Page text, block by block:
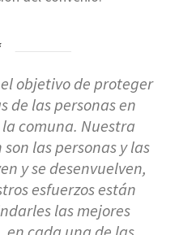
objetivo de proteger
de las personas en
comuna. Nuestra
las personas y las
y se desenvuelven,
esfuerzos están
las mejores